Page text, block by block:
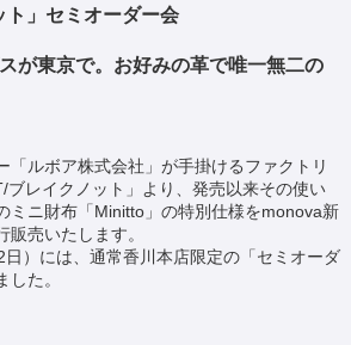
」セミオーダー会
が東京で。お好みの革で唯一無二の
「ルボア株式会社」が手掛けるファクトリ
ブレイクノット」より、発売以来その使い
ミニ財布「Minitto」の特別仕様をmonova新
売いたします。
）には、通常香川本店限定の「セミオーダ
た。